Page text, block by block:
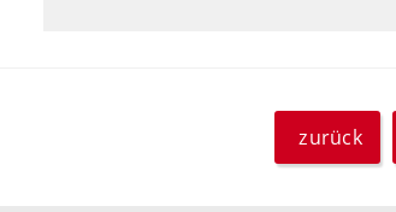
zurück